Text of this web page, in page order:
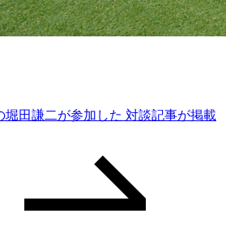
堀田謙二が参加した 対談記事が掲載